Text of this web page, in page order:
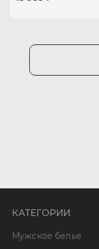
КАТЕГОРИИ
Мужское белье